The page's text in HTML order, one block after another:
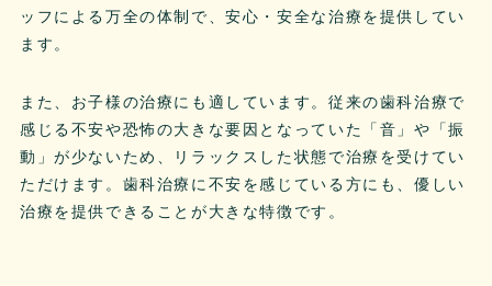
ッフによる万全の体制で、安心・安全な治療を提供してい
ます。
また、お子様の治療にも適しています。従来の歯科治療で
感じる不安や恐怖の大きな要因となっていた「音」や「振
動」が少ないため、リラックスした状態で治療を受けてい
ただけます。歯科治療に不安を感じている方にも、優しい
治療を提供できることが大きな特徴です。